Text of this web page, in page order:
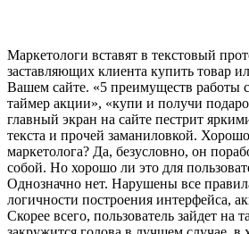
Маркетологи вставят в текстовый
заставляющих клиента купить товар
Вашем сайте. «5 преимуществ работы
таймер акции», «купи и получи
главный экран на сайте пестрит
текста и прочей заманиловкой.
маркетолога? Да, безусловно, он
собой. Но хорошо ли это для
Однозначно нет. Нарушены все
логичности построения интерфейса,
Скорее всего, пользователь зайдет на